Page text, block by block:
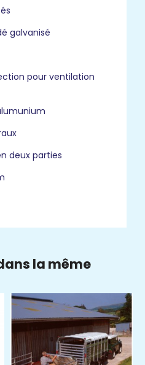
galvanisé
pour ventilation
deux parties
la même